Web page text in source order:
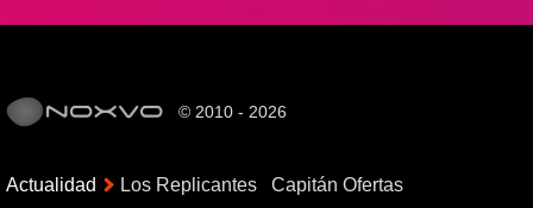
© 2010 - 2026
Actualidad Los Replicantes Capitán Ofertas